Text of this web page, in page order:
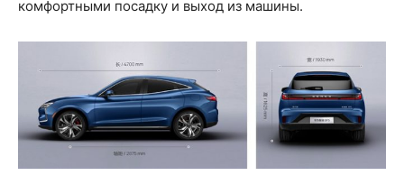
комфортными посадку и выход из машины.